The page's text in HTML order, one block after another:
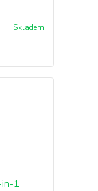
Skladem